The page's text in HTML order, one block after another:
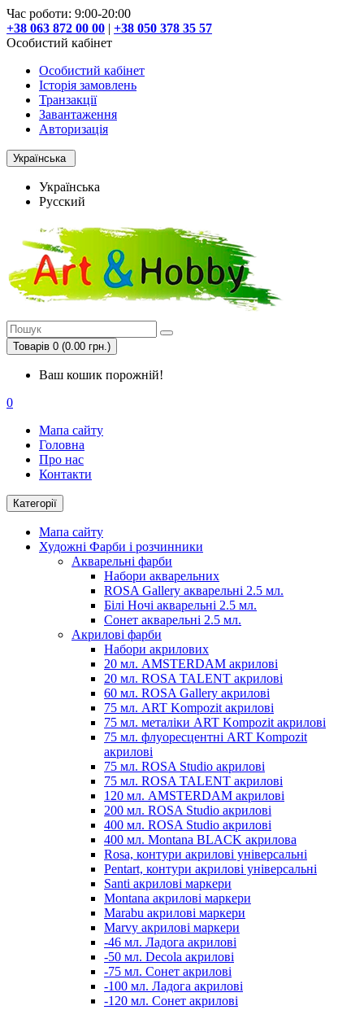
Час роботи: 9:00-20:00
+38 063 872 00 00 | +38 050 378 35 57
Особистий кабінет
Особистий кабінет
Історія замовлень
Транзакції
Завантаження
Авторизація
Українська
Українська
Русский
Товарів 0 (0.00 грн.)
Ваш кошик порожній!
0
Мапа сайту
Головна
Про нас
Контакти
Категорії
Мапа сайту
Художні Фарби і розчинники
Акварельні фарби
Набори акварельних
ROSA Gallery акварельні 2.5 мл.
Білі Ночі акварельні 2.5 мл.
Сонет акварельні 2.5 мл.
Акрилові фарби
Набори акрилових
20 мл. AMSTERDAM акрилові
20 мл. ROSA TALENT акрилові
60 мл. ROSA Gallery акрилові
75 мл. ART Kompozit акрилові
75 мл. металіки ART Kompozit акрилові
75 мл. флуоресцентні ART Kompozit
акрилові
75 мл. ROSA Studio акрилові
75 мл. ROSA TALENT акрилові
120 мл. AMSTERDAM акрилові
200 мл. ROSA Studio акрилові
400 мл. ROSA Studio акрилові
400 мл. Montana BLACK акрилова
Rosa, контури акрилові універсальні
Pentart, контури акрилові універсальні
Santi акрилові маркери
Montana акрилові маркери
Marabu акрилові маркери
Marvy акрилові маркери
-46 мл. Ладога акрилові
-50 мл. Decola акрилові
-75 мл. Сонет акрилові
-100 мл. Ладога акрилові
-120 мл. Сонет акрилові